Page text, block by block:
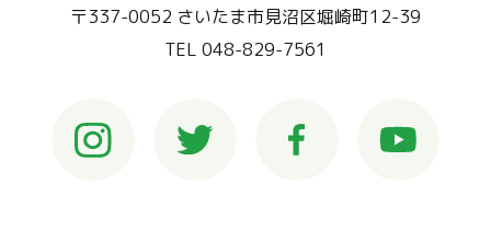
〒337-0052 さいたま市見沼区堀崎町12-39
TEL 048-829-7561